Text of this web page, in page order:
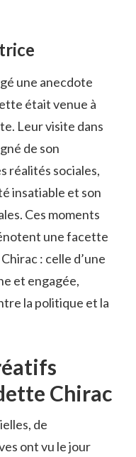
une anecdote
était venue à
Leur visite dans
de son
réalités sociales,
insatiable et son
Ces moments
une facette
: celle d’une
et engagée,
la politique et la
Chirac
de
ont vu le jour